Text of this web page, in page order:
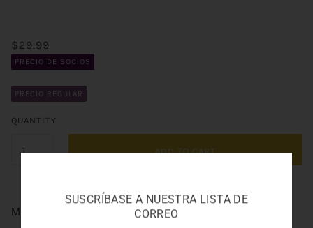
$29.99
PRECIO DE SOCIOS
PRECIO REGULAR
QUANTITY
ADD TO CART
MEDITERRANEAN 3.3oz
SUSCRÍBASE A NUESTRA LISTA DE
CORREO